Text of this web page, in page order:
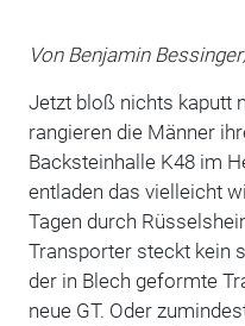
Von Benjamin
Jetzt bloß nichts kaputt
rangieren die Männer
Backsteinhalle K48 im
entladen das vielleicht
Tagen durch
Transporter steckt kein
der in Blech geformte
neue GT. Oder